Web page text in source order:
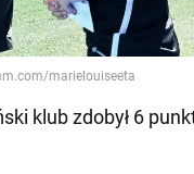
klub zdobył 6